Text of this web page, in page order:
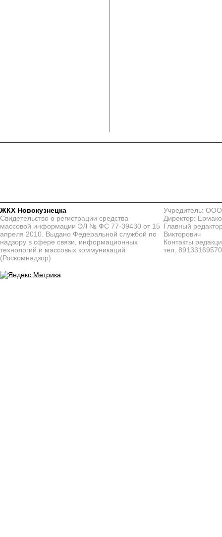
ЖКХ Новокузнецка
Свидетельство о регистрации средства
массовой информации ЭЛ № ФС 77-39430 от 15
апреля 2010. Выдано Федеральной службой по
надзору в сфере связи, информационных
технологий и массовых коммуникаций
(Роскомнадзор)
Учредитель:
Директор:
Главный
Викторович
Контакты
тел. 89133169570